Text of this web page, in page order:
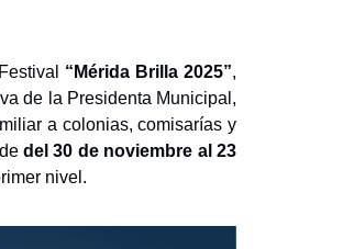
“Mérida Brilla 2025”,
de la Presidenta Municipal,
a colonias, comisarías y
del 30 de noviembre al 23
nivel.